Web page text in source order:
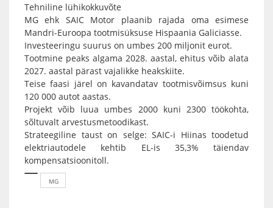
Tehniline lühikokkuvõte
MG ehk SAIC Motor plaanib rajada oma esimese
Mandri-Euroopa tootmisüksuse Hispaania Galiciasse.
Investeeringu suurus on umbes 200 miljonit eurot.
Tootmine peaks algama 2028. aastal, ehitus võib alata
2027. aastal pärast vajalikke heakskiite.
Teise faasi järel on kavandatav tootmisvõimsus kuni
120 000 autot aastas.
Projekt võib luua umbes 2000 kuni 2300 töökohta,
sõltuvalt arvestusmetoodikast.
Strateegiline taust on selge: SAIC-i Hiinas toodetud
elektriautodele kehtib EL-is 35,3% täiendav
kompensatsioonitoll.
MG